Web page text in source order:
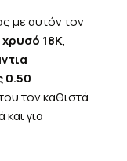
με αυτόν τον
18K,
0.50
τον καθιστά
για